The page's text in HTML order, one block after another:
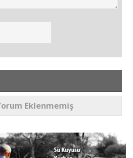
Eklenmemiş